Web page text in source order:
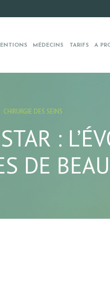
MÉDECINS TARIFS A
CHIRURGIE DES SEINS
:
DE